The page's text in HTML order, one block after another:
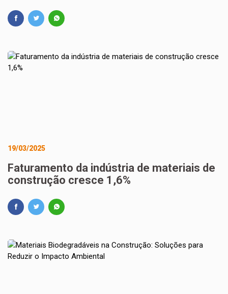
19/03/2025
Faturamento da indústria de materiais de
construção cresce 1,6%